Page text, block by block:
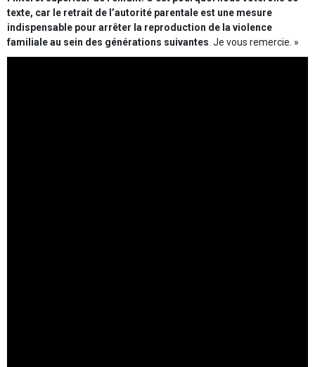
texte, car le retrait de l’autorité parentale est une mesure
indispensable pour arrêter la reproduction de la violence
familiale au sein des générations suivantes . Je vous remercie. »